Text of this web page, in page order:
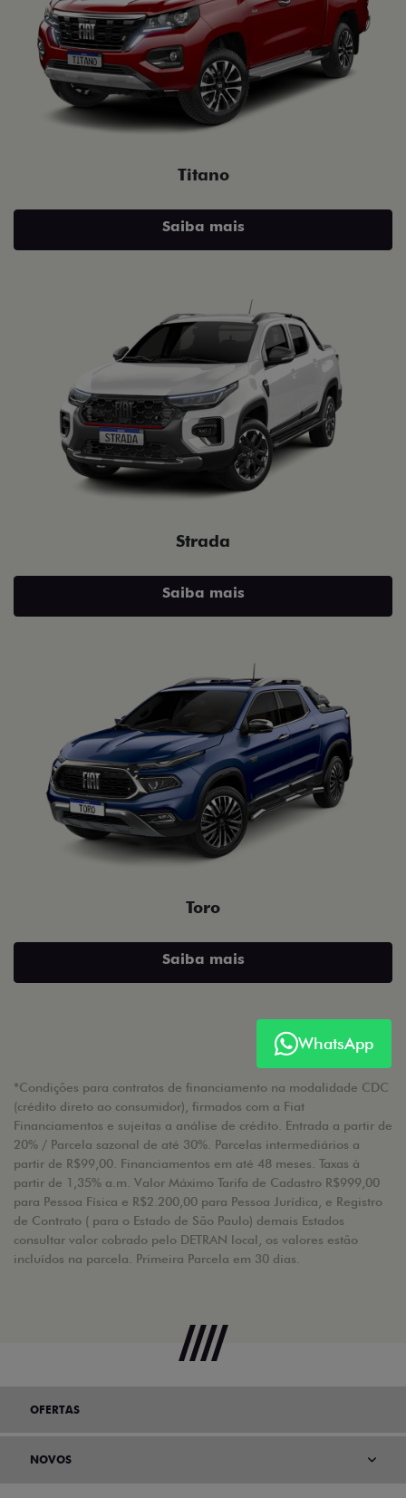
Titano
Saiba mais
Strada
Saiba mais
Toro
Saiba mais
*Condições para contratos de financiamento na modalidade CDC
(crédito direto ao consumidor), firmados com a Fiat
Financiamentos e sujeitas a análise de crédito. Entrada a partir de
20% / Parcela sazonal de até 30%. Parcelas intermediários a
partir de R$99,00. Financiamentos em até 48 meses. Taxas à
partir de 1,35% a.m. Valor Máximo Tarifa de Cadastro R$999,00
para Pessoa Física e R$2.200,00 para Pessoa Jurídica, e Registro
de Contrato ( para o Estado de São Paulo) demais Estados
consultar valor cobrado pelo DETRAN local, os valores estão
incluídos na parcela. Primeira Parcela em 30 dias.
WhatsApp
OFERTAS
NOVOS